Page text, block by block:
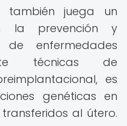
también juega un
la prevención y
enfermedades
técnicas de
es
genéticas en
al útero.